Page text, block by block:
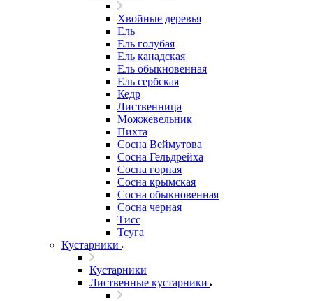
Хвойные деревья
Ель
Ель голубая
Ель канадская
Ель обыкновенная
Ель сербская
Кедр
Лиственница
Можжевельник
Пихта
Сосна Веймутова
Сосна Гельдрейха
Сосна горная
Сосна крымская
Сосна обыкновенная
Сосна черная
Тисс
Тсуга
Кустарники
Кустарники
Лиственные кустарники